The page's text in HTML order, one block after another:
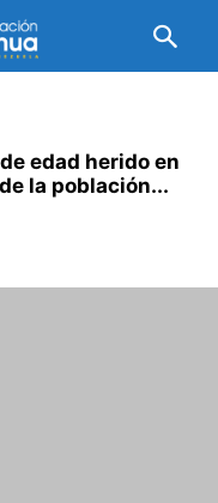
edad herido en
la población...